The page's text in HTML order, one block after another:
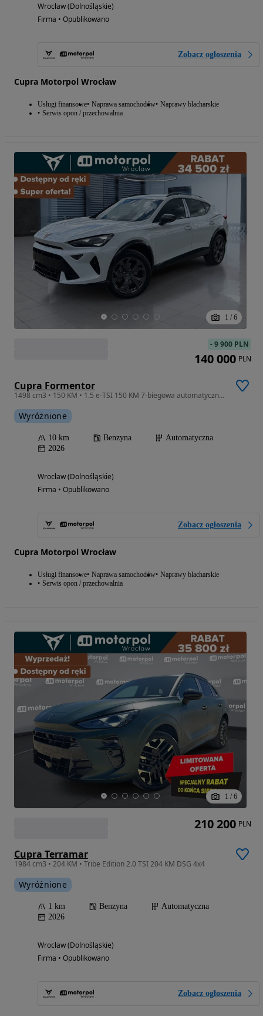
Wrocław (Dolnośląskie)
Firma • Opublikowano
Zobacz ogłoszenia
Cupra Motorpol Wrocław
Usługi finansowe Naprawa samochodów Naprawy blacharskie
Serwis opon / przechowalnia
1 / 6
Cupra Formentor
1498 cm3 • 150 KM • 1.5 e-TSI 150 KM 7-biegowa automatyczna - DSG
Wyróżnione
10 km Benzyna
Automatyczna
2026
Wrocław (Dolnośląskie)
Firma • Opublikowano
Zobacz ogłoszenia
Cupra Motorpol Wrocław
Usługi finansowe Naprawa samochodów Naprawy blacharskie
Serwis opon / przechowalnia
-9 900 PLN
140 000 PLN
1 / 6
Cupra Terramar
1984 cm3 • 204 KM • Tribe Edition 2.0 TSI 204 KM DSG 4x4
Wyróżnione
1 km Benzyna
Automatyczna
2026
Wrocław (Dolnośląskie)
Firma • Opublikowano
Zobacz ogłoszenia
210 200 PLN